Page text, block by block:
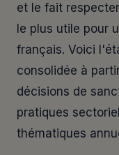
et le fait
le plus utile pour
français. Voici
consolidée à
décisions de
pratiques
thématiques